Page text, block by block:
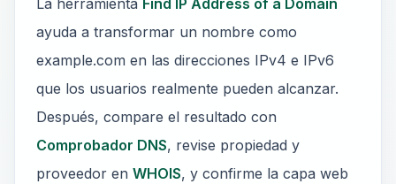
La herramienta Find IP Address of a Domain
ayuda a transformar un nombre como
example.com en las direcciones IPv4 e IPv6
que los usuarios realmente pueden alcanzar.
Después, compare el resultado con
Comprobador DNS, revise propiedad y
proveedor en WHOIS, y confirme la capa web